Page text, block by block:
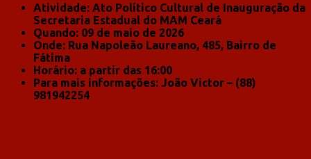
Atividade: Ato Político Cultural de Inauguração da
Secretaria Estadual do MAM Ceará
Quando: 09 de maio de 2026
Onde: Rua Napoleão Laureano, 485, Bairro de
Fátima
Horário: a partir das 16:00
Para mais informações: João Victor – (88)
981942254